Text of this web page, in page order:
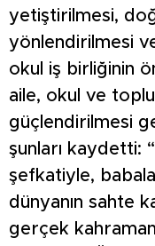
yetiştirilmesi,
yönlendirilmesi
okul iş birliğinin
aile, okul ve
güçlendirilmesi
şunları kaydetti:
şefkatiyle,
dünyanın sahte
gerçek